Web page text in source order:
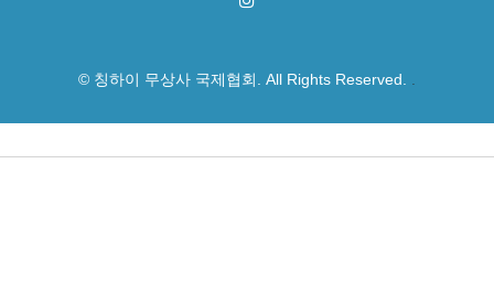
© 칭하이 무상사 국제협회. All Rights Reserved. .